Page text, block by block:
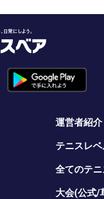
運営者紹介
テニスレ
全てのテ
大会(公式/